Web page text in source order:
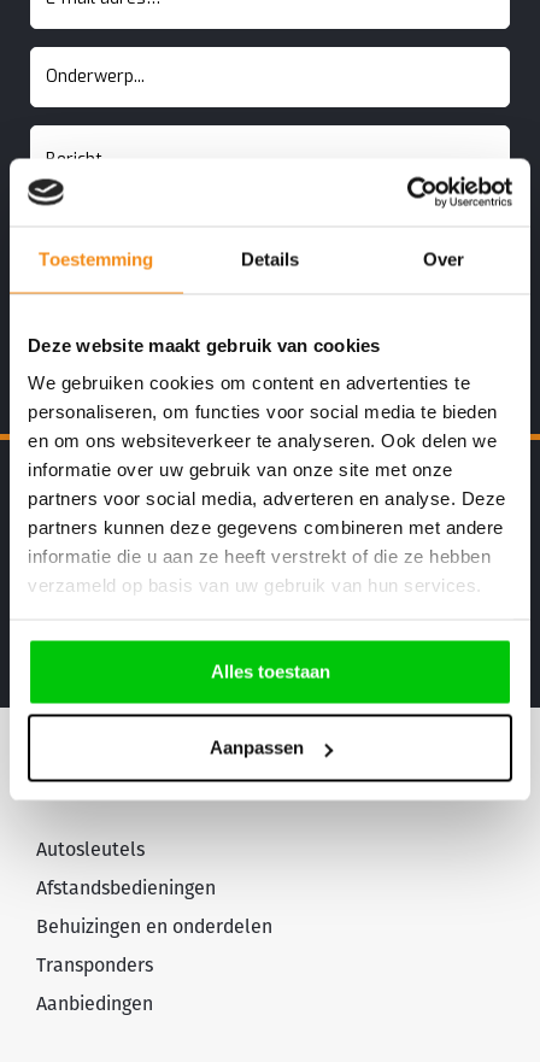
Toestemming Details Over
Deze website maakt gebruik van cookies
We gebruiken cookies om content en advertenties te
personaliseren, om functies voor social media te bieden
en om ons websiteverkeer te analyseren. Ook delen we
informatie over uw gebruik van onze site met onze
partners voor social media, adverteren en analyse. Deze
partners kunnen deze gegevens combineren met andere
informatie die u aan ze heeft verstrekt of die ze hebben
verzameld op basis van uw gebruik van hun services.
Alles toestaan
Aanpassen
De Specialist in Nederland
Goede service en garantie
Kopiëren – Repareren en Programmeren
PRODUCTEN & DIENSTEN
Autosleutels
Afstandsbedieningen
Behuizingen en onderdelen
Transponders
Aanbiedingen